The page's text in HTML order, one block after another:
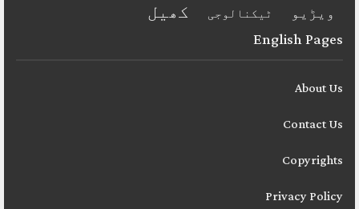
ویڑیو ٹیکنالوجی کھیل
English Pages
About Us
Contact Us
Copyrights
Privacy Policy